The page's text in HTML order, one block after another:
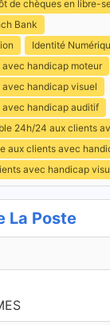
de chèques en libre-
Bank
Identité
handicap moteur
handicap visuel
avec handicap auditif
24h/24 aux clients
aux clients avec
avec handicap
La Poste